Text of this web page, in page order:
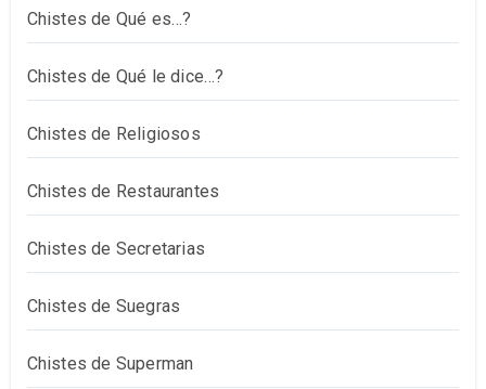
Chistes de Qué es…?
Chistes de Qué le dice…?
Chistes de Religiosos
Chistes de Restaurantes
Chistes de Secretarias
Chistes de Suegras
Chistes de Superman